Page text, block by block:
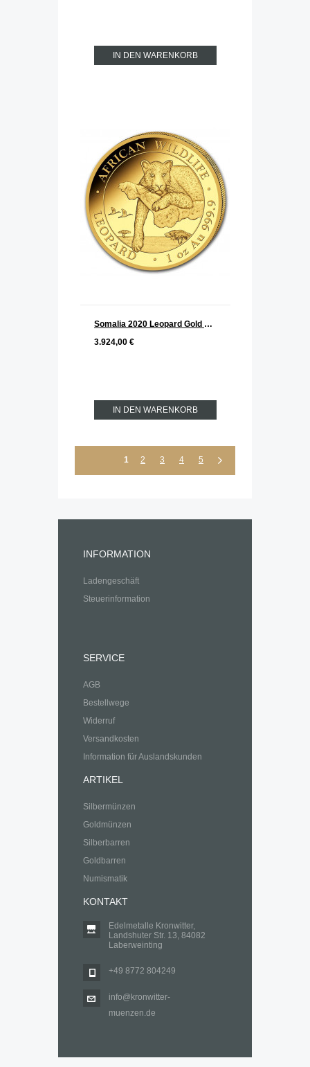
IN DEN WARENKORB
Somalia 2020 Leopard Gold 1 oz
3.924,00 €
IN DEN WARENKORB
1 2 3 4 5
INFORMATION
Ladengeschäft
Steuerinformation
SERVICE
AGB
Bestellwege
Widerruf
Versandkosten
Information für Auslandskunden
ARTIKEL
Silbermünzen
Goldmünzen
Silberbarren
Goldbarren
Numismatik
KONTAKT
Edelmetalle Kronwitter,
Landshuter Str. 13, 84082
Laberweinting
+49 8772 804249
info@kronwitter-
muenzen.de